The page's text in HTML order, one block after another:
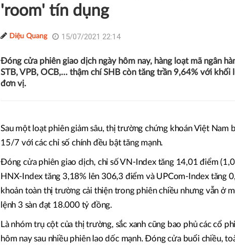
'room' tín dụng
Diệu Quang 15/07/2021 22:14
Đóng cửa phiên giao dịch ngày hôm nay, hàng loạt mã ngân
STB, VPB, OCB,… thậm chí SHB còn tăng trần 9,64% với khối
đơn vị.
Sau một loạt phiên giảm sâu, thị trường chứng khoán Việt Nam
15/7 với các chỉ số chính đều bật tăng mạnh.
Đóng cửa phiên giao dịch, chỉ số VN-Index tăng 14,01 điểm
HNX-Index tăng 3,18% lên 306,3 điểm và UPCom-Index tăng
khoản toàn thị trường cải thiện trong phiên chiều nhưng vẫn ở
lệnh 3 sàn đạt 18.000 tỷ đồng.
Là nhóm trụ cột của thị trường, sắc xanh cũng bao phủ các cổ
hôm nay sau nhiều phiên lao dốc mạnh. Đóng cửa buổi chiều,